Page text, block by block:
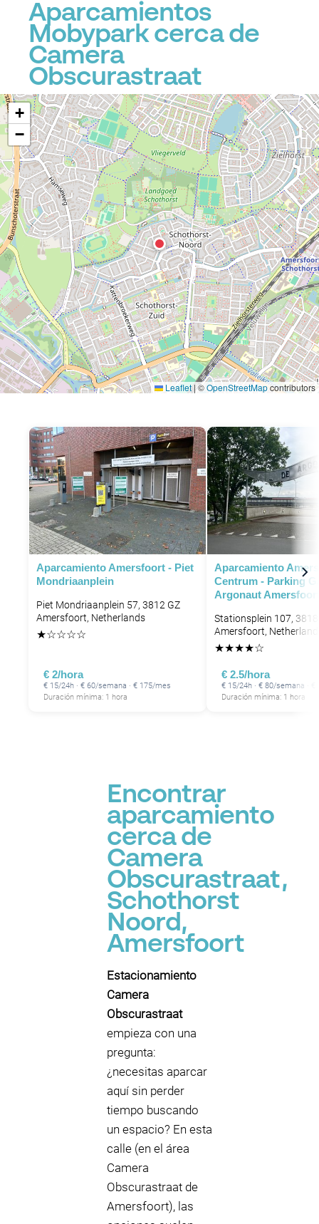
Aparcamientos
Mobypark cerca de
Camera
Obscurastraat
P
P
+
−
Leaflet |©OpenStreetMapcontributors
Aparcamiento Amersfoort - Piet
Mondriaanplein
Piet Mondriaanplein 57, 3812 GZ
Amersfoort, Netherlands
★☆☆☆☆
€ 2/hora
€ 15/24h · € 60/semana · € 175/mes
Duración mínima: 1 hora
Aparcamiento
Centrum - Parking
Argonaut
Stationsplein 107, 3818
Amersfoort,
★★★★☆
€ 2.5/hora
€ 15/24h · € 80/semana ·
Duración mínima: 1 hora
Encontrar
aparcamiento
cerca de
Camera
Obscurastraat,
Schothorst
Noord,
Amersfoort
Estacionamiento
Camera
Obscurastraat
empieza con una
pregunta:
¿necesitas aparcar
aquí sin perder
tiempo buscando
un espacio? En esta
calle (en el área
Camera
Obscurastraat de
Amersfoort), las